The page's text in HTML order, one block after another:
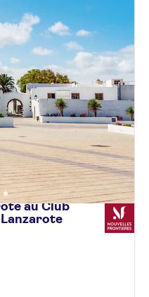
au Club